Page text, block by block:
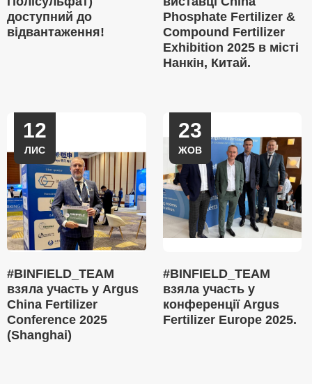
доступний до
відвантаження!
Phosphate Fertilizer &
Compound Fertilizer
Exhibition 2025 в місті
Нанкін, Китай.
12
ЛИС
#BINFIELD_TEAM
взяла участь у Argus
China Fertilizer
Conference 2025
(Shanghai)
23
ЖОВ
#BINFIELD_TEAM
взяла участь у
конференції Argus
Fertilizer Europe 2025.